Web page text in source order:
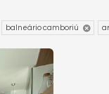
balneário camboriú